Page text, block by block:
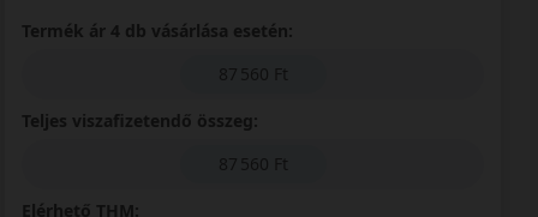
Termék ár 4 db vásárlása esetén:
87 560 Ft
Teljes viszafizetendő összeg:
87 560 Ft
Elérhető THM: